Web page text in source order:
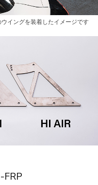
イングを装着したイメージです